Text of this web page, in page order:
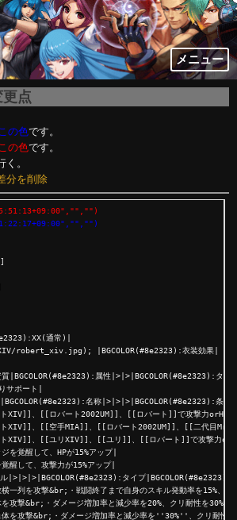
メニュー
点
の色です。
の色です。
く。
分を削除
通常)|
robert_xiv.jpg); |BGCOLOR(#8e2323):衣装効果|
|BGCOLOR(#8e2323):属性|>|>|BGCOLOR(#8e2323):タイ
サポート|
名称|>|>|>|BGCOLOR(#8e2323):条件
、[[ロバート2002UM]]、[[ロバート]]で攻撃力orHPが
、[[空手MIA]]、[[ロバート2002UM]]、[[二代目
、[[ユリXIV]]、[[ユリ]]、[[ロバート]]で攻撃力orHP
覚醒して、HPが15%アップ|
して、攻撃力が15%アップ|
|>|>|>|BGCOLOR(#8e2323):タイプ|BGCOLOR(#8e2323):
列を攻撃&br;・戦闘終了まで自身のスキル発動率を15%、
撃&br;・ダメージ増加率と減少率を20%、クリ耐性を30%増
攻撃&br;・ダメージ増加率と減少率を''30%''、クリ耐性を